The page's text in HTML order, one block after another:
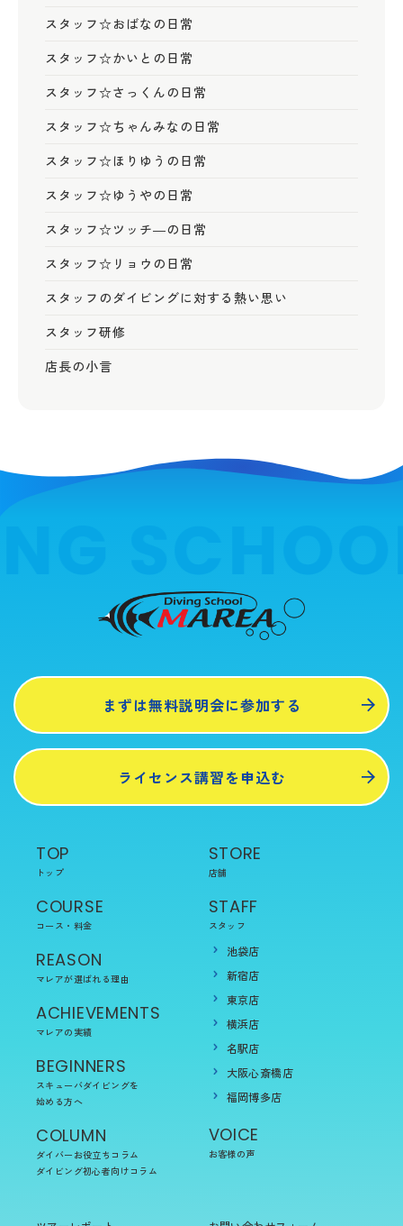
スタッフ☆おばなの日常
スタッフ☆かいとの日常
スタッフ☆さっくんの日常
スタッフ☆ちゃんみなの日常
スタッフ☆ほりゆうの日常
スタッフ☆ゆうやの日常
スタッフ☆ツッチ―の日常
スタッフ☆リョウの日常
スタッフのダイビングに対する熱い思い
スタッフ研修
店長の小言
まずは無料説明会に参加する
ライセンス講習を申込む
TOP
トップ
COURSE
コース・料金
REASON
マレアが選ばれる理由
ACHIEVEMENTS
マレアの実績
BEGINNERS
スキューバダイビングを
始める方へ
COLUMN
ダイバーお役立ちコラム
ダイビング初心者向けコラム
STORE
店舗
STAFF
スタッフ
池袋店
新宿店
東京店
横浜店
名駅店
大阪心斎橋店
福岡博多店
VOICE
お客様の声